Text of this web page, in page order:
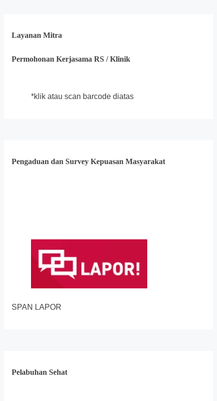
Layanan Mitra
Permohonan Kerjasama RS / Klinik
*klik atau scan barcode diatas
Pengaduan dan Survey Kepuasan Masyarakat
SPAN LAPOR
Pelabuhan Sehat